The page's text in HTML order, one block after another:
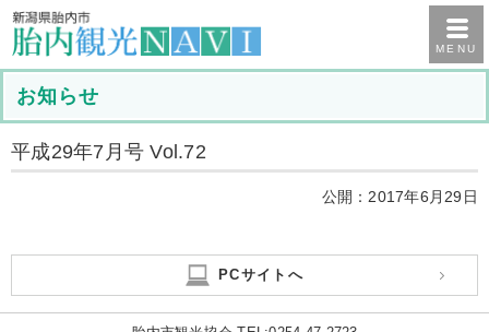
MENU
お知らせ
平成29年7月号 Vol.72
公開：2017年6月29日
PCサイトへ